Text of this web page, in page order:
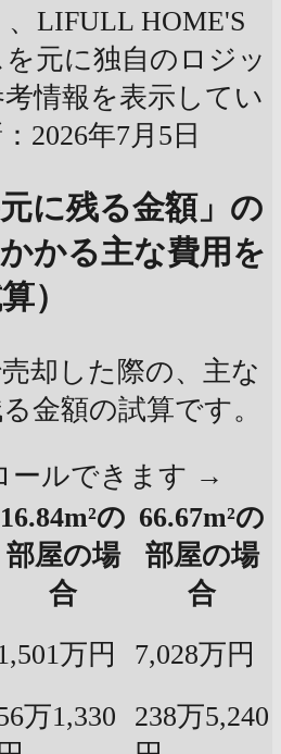
LIFULL HOME'S
元に独自のロジッ
情報を表示してい
2026年7月5日
に残る金額」の
かる主な費用を
）
却した際の、主な
金額の試算です。
ールできます →
16.84m²の
部屋の場
合
66.67m²の
部屋の場
合
万円
7,028万円
万1,330
238万5,240